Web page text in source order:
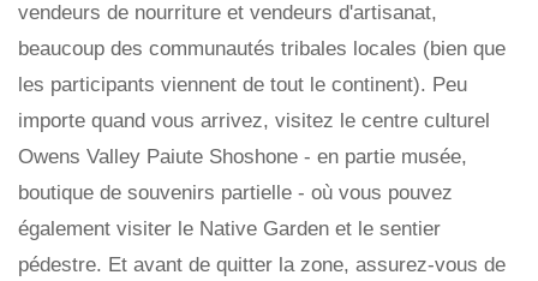
vendeurs de nourriture et vendeurs d'artisanat,
beaucoup des communautés tribales locales (bien que
les participants viennent de tout le continent). Peu
importe quand vous arrivez, visitez le centre culturel
Owens Valley Paiute Shoshone - en partie musée,
boutique de souvenirs partielle - où vous pouvez
également visiter le Native Garden et le sentier
pédestre. Et avant de quitter la zone, assurez-vous de